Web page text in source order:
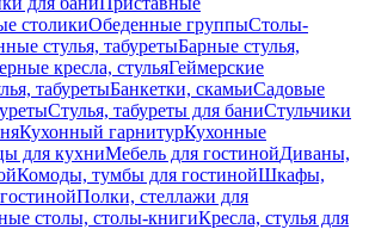
столикиОбеденные группыСтолы-
стулья, табуретыБарные стулья,
кресла, стульяГеймерские
табуретыБанкетки, скамьиСадовые
Стулья, табуреты для баниСтульчики
Кухонный гарнитурКухонные
для кухниМебель для гостинойДиваны,
Комоды, тумбы для гостинойШкафы,
Полки, стеллажи для
столы, столы-книгиКресла, стулья для